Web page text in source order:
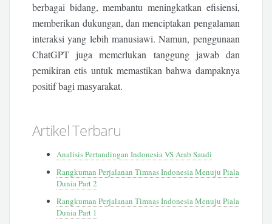
berbagai bidang, membantu meningkatkan efisiensi,
memberikan dukungan, dan menciptakan pengalaman
interaksi yang lebih manusiawi. Namun, penggunaan
ChatGPT juga memerlukan tanggung jawab dan
pemikiran etis untuk memastikan bahwa dampaknya
positif bagi masyarakat.
Artikel Terbaru
Analisis Pertandingan Indonesia VS Arab Saudi
Rangkuman Perjalanan Timnas Indonesia Menuju Piala
Dunia Part 2
Rangkuman Perjalanan Timnas Indonesia Menuju Piala
Dunia Part 1